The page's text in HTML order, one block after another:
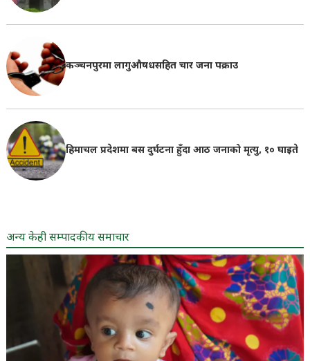
कञ्चनपुरमा लागुऔषधसहित चार जना पक्राउ
हिमाचल प्रदेशमा बस दुर्घटना हुँदा आठ जनाको मृत्यु, १० घाइते
अन्य केही सम्पादकीय समाचार